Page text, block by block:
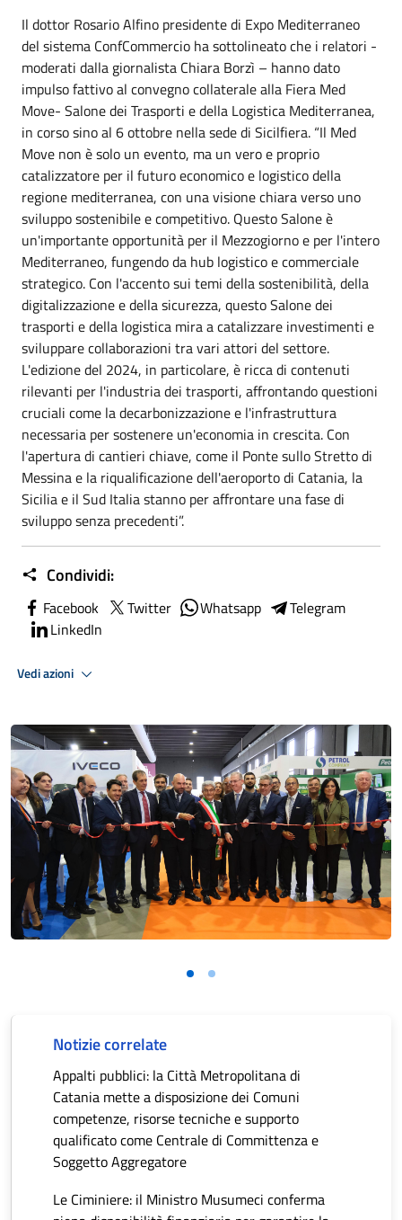
Il dottor Rosario Alfino presidente di Expo Mediterraneo
del sistema ConfCommercio ha sottolineato che i relatori -
moderati dalla giornalista Chiara Borzì – hanno dato
impulso fattivo al convegno collaterale alla Fiera Med
Move- Salone dei Trasporti e della Logistica Mediterranea,
in corso sino al 6 ottobre nella sede di Sicilfiera. “Il Med
Move non è solo un evento, ma un vero e proprio
catalizzatore per il futuro economico e logistico della
regione mediterranea, con una visione chiara verso uno
sviluppo sostenibile e competitivo. Questo Salone è
un'importante opportunità per il Mezzogiorno e per l'intero
Mediterraneo, fungendo da hub logistico e commerciale
strategico. Con l'accento sui temi della sostenibilità, della
digitalizzazione e della sicurezza, questo Salone dei
trasporti e della logistica mira a catalizzare investimenti e
sviluppare collaborazioni tra vari attori del settore.
L'edizione del 2024, in particolare, è ricca di contenuti
rilevanti per l'industria dei trasporti, affrontando questioni
cruciali come la decarbonizzazione e l'infrastruttura
necessaria per sostenere un'economia in crescita. Con
l'apertura di cantieri chiave, come il Ponte sullo Stretto di
Messina e la riqualificazione dell'aeroporto di Catania, la
Sicilia e il Sud Italia stanno per affrontare una fase di
sviluppo senza precedenti”.
Condividi:
Facebook Twitter Whatsapp
Telegram
LinkedIn
Vedi azioni
Notizie correlate
Appalti pubblici: la Città Metropolitana di
Catania mette a disposizione dei Comuni
competenze, risorse tecniche e supporto
qualificato come Centrale di Committenza e
Soggetto Aggregatore
Le Ciminiere: il Ministro Musumeci conferma